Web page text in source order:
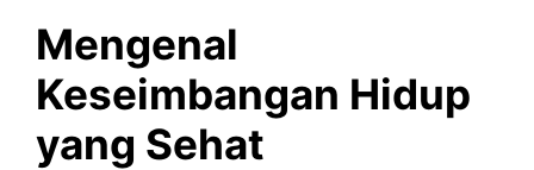
Mengenal
Keseimbangan Hidup
yang Sehat